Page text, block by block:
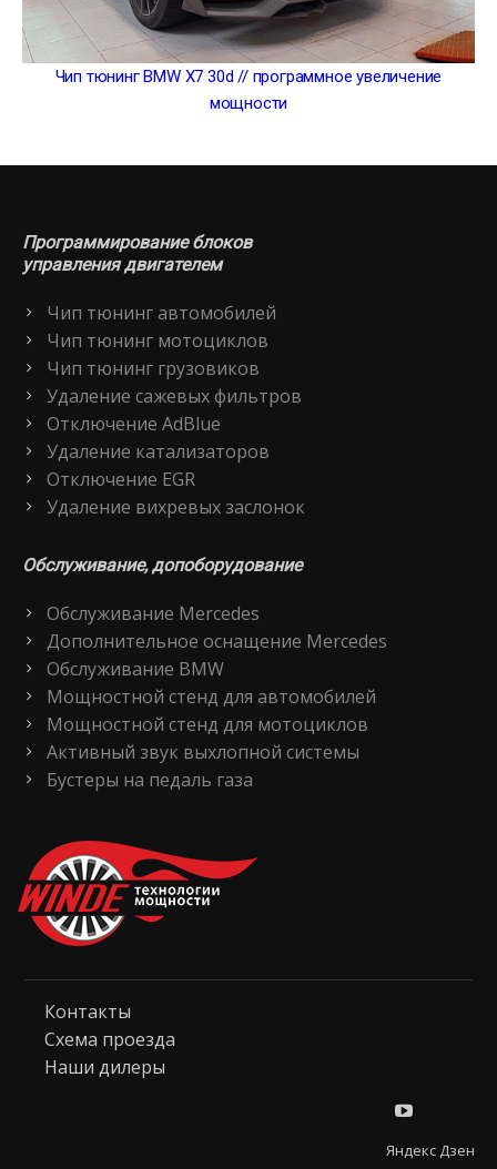
Чип тюнинг BMW X7 30d // программное увеличение
мощности
Программирование блоков
управления двигателем
Чип тюнинг автомобилей
Чип тюнинг мотоциклов
Чип тюнинг грузовиков
Удаление сажевых фильтров
Отключение AdBlue
Удаление катализаторов
Отключение EGR
Удаление вихревых заслонок
Обслуживание, допоборудование
Обслуживание Mercedes
Дополнительное оснащение Mercedes
Обслуживание BMW
Мощностной стенд для автомобилей
Мощностной стенд для мотоциклов
Активный звук выхлопной системы
Бустеры на педаль газа
Контакты
Схема проезда
Наши дилеры
Яндекс Дзен